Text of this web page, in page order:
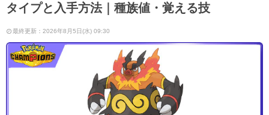
タイプと入手方法｜種族値・覚える技
最終更新：2026年8月5日(水) 09:30